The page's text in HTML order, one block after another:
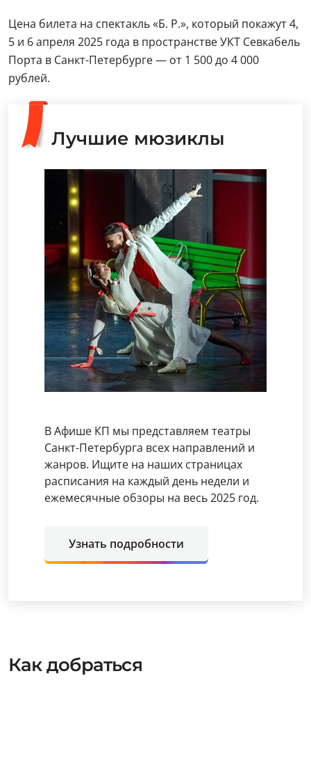
Цена билета на спектакль «Б. Р.», который покажут 4,
5 и 6 апреля 2025 года в пространстве УКТ Севкабель
Порта в Санкт-Петербурге — от 1 500 до 4 000
рублей.
Лучшие мюзиклы
В Афише КП мы представляем театры
Санкт-Петербурга всех направлений и
жанров. Ищите на наших страницах
расписания на каждый день недели и
ежемесячные обзоры на весь 2025 год.
Узнать подробности
Как добраться